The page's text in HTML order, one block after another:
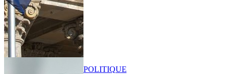
POLITIQUE